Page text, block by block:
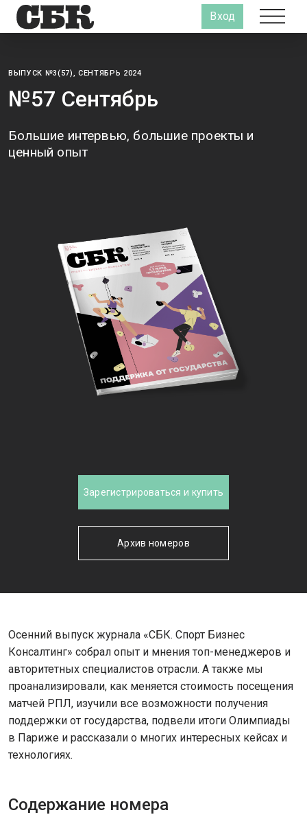
Вход
ВЫПУСК №3(57), СЕНТЯБРЬ 2024
№57 Сентябрь
Большие интервью, большие проекты и
ценный опыт
Зарегистрироваться и купить
Архив номеров
Осенний выпуск журнала «СБК. Спорт Бизнес
Консалтинг» собрал опыт и мнения топ-менеджеров и
авторитетных специалистов отрасли. А также мы
проанализировали, как меняется стоимость посещения
матчей РПЛ, изучили все возможности получения
поддержки от государства, подвели итоги Олимпиады
в Париже и рассказали о многих интересных кейсах и
технологиях.
Содержание номера